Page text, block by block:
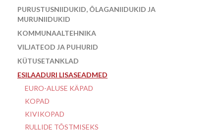
PURUSTUSNIIDUKID, ÕLAGANIIDUKID JA
MURUNIIDUKID
KOMMUNAALTEHNIKA
VILJATEOD JA PUHURID
KÜTUSETANKLAD
ESILAADURI LISASEADMED
EURO-ALUSE KÄPAD
KOPAD
KIVIKOPAD
RULLIDE TÕSTMISEKS